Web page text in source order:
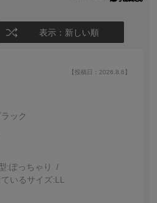
表示：新しい順
【投稿日：2026.8.6】
ック
:ぽっちゃり
いるサイズ:LL